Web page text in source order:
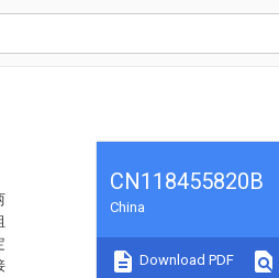
CN118455820B
China
Download PDF